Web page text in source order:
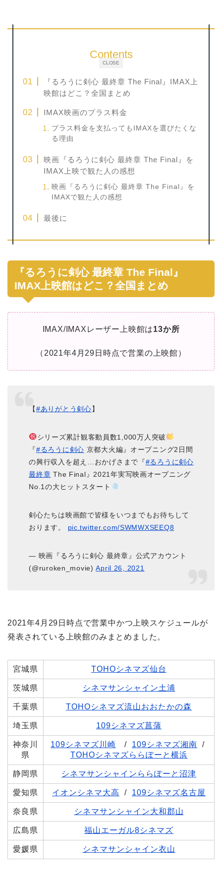
CLOSE
Contents
『るろうに剣心 最終章 The Final』IMAX上
映館はどこ？全国まとめ
IMAX映画のプラス料金
プラス料金を支払ってもIMAXを選びたくな
る理由
映画『るろうに剣心 最終章 The Final』を
IMAX上映で観た人の感想
映画『るろうに剣心 最終章 The Final』を
IMAXで観た人の感想
最後に
『るろうに剣心 最終章 The Final』
IMAX上映館はどこ？全国まとめ
IMAX/IMAXレーザー上映館は13か所
（2021年4月29日時点で営業の上映館）
【#ありがとう剣心】
シリーズ累計観客動員数1,000万人突破
『#るろうに剣心 京都大火編』オープニング2日間
の興行収入を超え…おかげさまで『#るろうに剣心
最終章 The Final』2021年実写映画オープニング
No.1の大ヒットスタート
剣心たちは映画館で皆様をいつまでもお待ちして
おります。 pic.twitter.com/SWMWXSEEQ8
— 映画『るろうに剣心 最終章』公式アカウント
(@ruroken_movie)April 26, 2021
2021年4月29日時点で営業中かつ上映スケジュールが
発表されている上映館のみまとめました。
宮城県 TOHOシネマズ仙台
茨城県 シネマサンシャイン土浦
千葉県 TOHOシネマズ流山おおたかの森
埼玉県 109シネマズ菖蒲
神奈川
県
109シネマズ川崎 / 109シネマズ湘南 /
TOHOシネマズららぽーと横浜
静岡県 シネマサンシャインららぽーと沼津
愛知県 イオンシネマ大高 / 109シネマズ名古屋
奈良県 シネマサンシャイン大和郡山
広島県 福山エーガル8シネマズ
愛媛県 シネマサンシャイン衣山